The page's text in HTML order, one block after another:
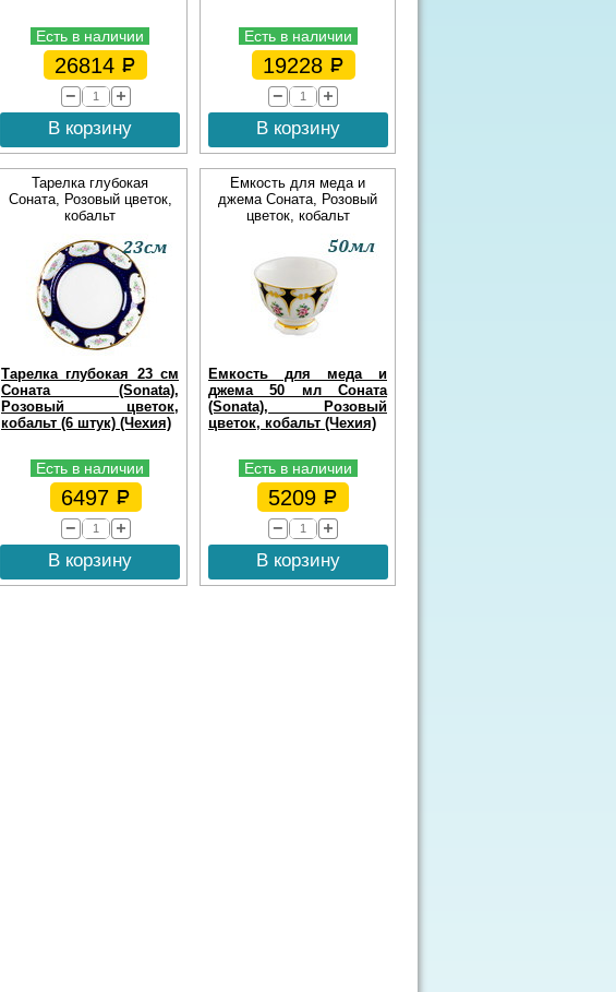
Есть в наличии
26814
В корзину
Есть в наличии
19228
В корзину
Тарелка глубокая
Соната, Розовый цветок,
кобальт
Тарелка глубокая 23 см
Соната (Sonata),
Розовый цветок,
кобальт (6 штук) (Чехия)
Есть в наличии
6497
В корзину
Емкость для меда и
джема Соната, Розовый
цветок, кобальт
Емкость для меда и
джема 50 мл Соната
(Sonata), Розовый
цветок, кобальт (Чехия)
Есть в наличии
5209
В корзину